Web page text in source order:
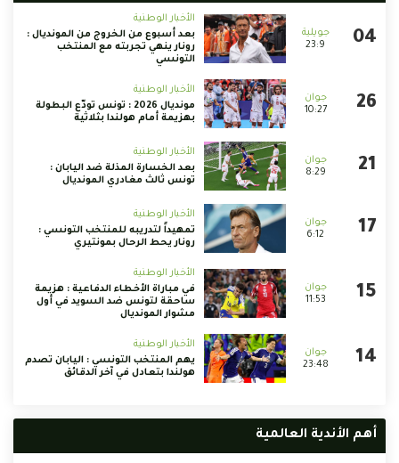
23:9
الأخبار الوطنية
بعد أسبوع من الخروج من المونديال :
رونار ينهي تجربته مع المنتخب
التونسي
10:27
الأخبار الوطنية
مونديال 2026 : تونس تودّع البطولة
بهزيمة أمام هولندا بثلاثية
8:29
الأخبار الوطنية
بعد الخسارة المذلة ضد اليابان :
تونس ثالث مغادري المونديال
6:12
الأخبار الوطنية
تمهيداً لتدريبه للمنتخب التونسي :
رونار يحط الرحال بمونتيري
11:53
الأخبار الوطنية
في مباراة الأخطاء الدفاعية : هزيمة
ساحقة لتونس ضد السويد في أول
مشوار المونديال
23:48
الأخبار الوطنية
يهم المنتخب التونسي : اليابان تصدم
هولندا بتعادل في آخر الدقائق
أهم الأندية العالمية